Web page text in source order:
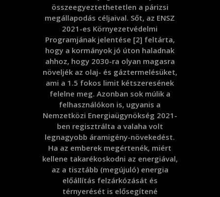
összeegyeztethetetlen a párizsi
megállapodás céljaival. Sőt, az ENSZ
2021-es Környezetvédelmi
Programjának jelentése [2] feltárta,
hogy a kormányok jó úton haladnak
ahhoz, hogy 2030-ra olyan magasra
növeljék az olaj- és gáztermelésüket,
ami a 1.5 fokos limit kétszeresének
felelne meg. Azonban sok múlik a
felhasználókon is, ugyanis a
Nemzetközi Energiaügynökség 2021-
ben regisztrálta a valaha volt
legnagyobb áramigény-növekedést.
Ha az emberek megértenék, miért
kellene takarékoskodni az energiával,
az a tisztább (megújuló) energia
előállítás felzárkózását és
térnyerését is elősegítené